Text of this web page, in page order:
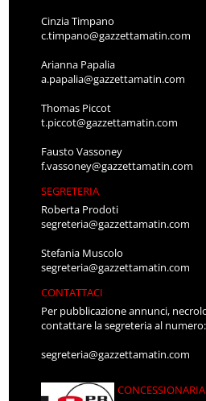
Cinzia Timpano
c.timpano@gazzettamatin.com
Arianna Papalia
a.papalia@gazzettamatin.com
Thomas Piccot
t.piccot@gazzettamatin.com
Fausto Vassoney
f.vassoney@gazzettamatin.com
SEGRETERIA
Roberta Prodoti
segreteria@gazzettamatin.com
Stefania Muscolo
segreteria@gazzettamatin.com
CONTATTACI
Per pubblicazione annunci,
contattare la segreteria al
segreteria@gazzettamatin.com